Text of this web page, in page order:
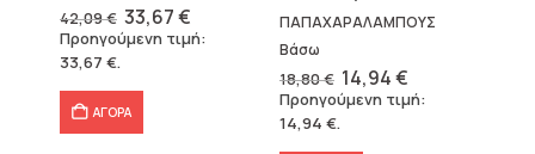
42,09€ Original
price
was:
33,67€Η
τρέχουσα
τιμή
Προηγούμενη τιμή:
33,67 €.
ΑΓΟΡΑ
ΠΑΠΑΧΑΡΑΛΑΜΠΟΥΣ
Βάσω
18,80€ Original
price
was:
18,80 €.
14,94€Η
τρέχουσα
τιμή
Προηγούμενη τιμή:
14,94 €.